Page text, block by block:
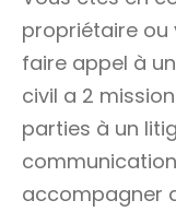
propriétaire ou
faire appel à
civil a 2
parties à un
accompagner